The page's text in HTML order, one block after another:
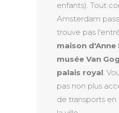
enfants). Tout
Amsterdam
trouve pas
maison d'Anne
musée Van
palais royal.
pas non plus
de transports